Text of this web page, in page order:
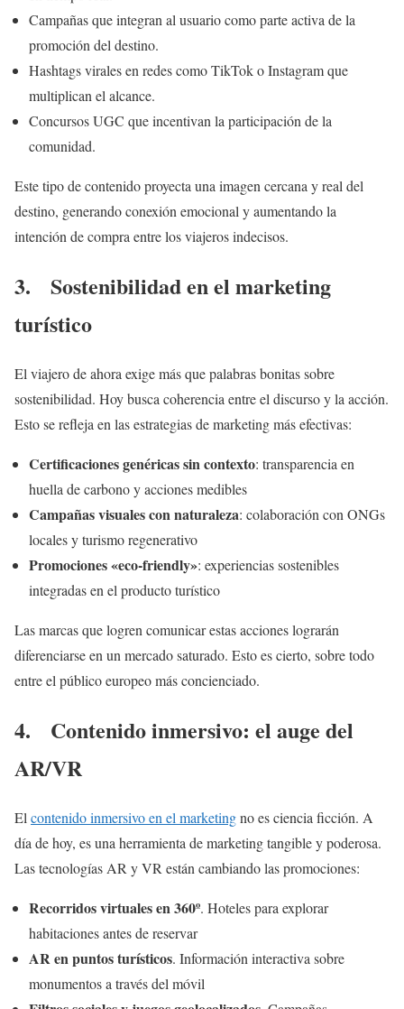
Campañas que integran al usuario como parte activa de la
promoción del destino.
Hashtags virales en redes como TikTok o Instagram que
multiplican el alcance.
Concursos UGC que incentivan la participación de la
comunidad.
Este tipo de contenido proyecta una imagen cercana y real del
destino, generando conexión emocional y aumentando la
intención de compra entre los viajeros indecisos.
3. Sostenibilidad en el marketing
turístico
El viajero de ahora exige más que palabras bonitas sobre
sostenibilidad. Hoy busca coherencia entre el discurso y la acción.
Esto se refleja en las estrategias de marketing más efectivas:
Certificaciones genéricas sin contexto: transparencia en
huella de carbono y acciones medibles
Campañas visuales con naturaleza: colaboración con ONGs
locales y turismo regenerativo
Promociones «eco-friendly»: experiencias sostenibles
integradas en el producto turístico
Las marcas que logren comunicar estas acciones lograrán
diferenciarse en un mercado saturado. Esto es cierto, sobre todo
entre el público europeo más concienciado.
4. Contenido inmersivo: el auge del
AR/VR
El contenido inmersivo en el marketingno es ciencia ficción. A
día de hoy, es una herramienta de marketing tangible y poderosa.
Las tecnologías AR y VR están cambiando las promociones:
Recorridos virtuales en 360º. Hoteles para explorar
habitaciones antes de reservar
AR en puntos turísticos. Información interactiva sobre
monumentos a través del móvil